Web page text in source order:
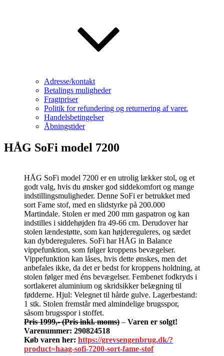
Adresse/kontakt
Betalings muligheder
Fragtpriser
Politik for refundering og returnering af varer.
Handelsbetingelser
Åbningstider
HÅG SoFi model 7200
HÅG SoFi model 7200 er en utrolig lækker stol, og et
godt valg, hvis du ønsker god siddekomfort og mange
indstillingsmuligheder. Denne SoFi er betrukket med
sort Fame stof, med en slidstyrke på 200.000
Martindale. Stolen er med 200 mm gaspatron og kan
indstilles i siddehøjden fra 49-66 cm. Derudover har
stolen lændestøtte, som kan højdereguleres, og sædet
kan dybdereguleres. SoFi har HÅG in Balance
vippefunktion, som følger kroppens bevægelser.
Vippefunktion kan låses, hvis dette ønskes, men det
anbefales ikke, da det er bedst for kroppens holdning, at
stolen følger med éns bevægelser. Fembenet fodkryds i
sortlakeret aluminium og skridsikker belægning til
fødderne. Hjul: Velegnet til hårde gulve. Lagerbestand:
1 stk. Stolen fremstår med almindelige brugsspor,
såsom brugsspor i stoffet.
Pris 1999,- (Pris inkl. moms) – Varen er solgt!
Varenummer: 290824518
Køb varen her: https://grevsengenbrug.dk/?
product=haag-sofi-7200-sort-fame-stof